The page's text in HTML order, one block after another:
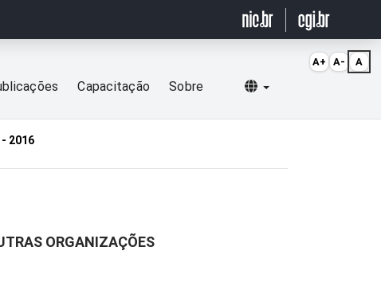
Capacitação Sobre Selecionar idioma
2016
ORGANIZAÇÕES
A+ A- A